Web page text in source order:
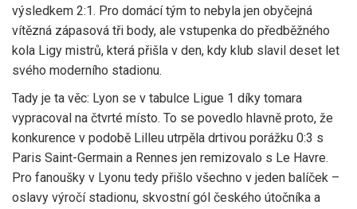
výsledkem 2:1. Pro domácí tým to nebyla jen obyčejná
vítězná zápasová tři body, ale vstupenka do předběžného
kola Ligy mistrů, která přišla v den, kdy klub slavil deset let
svého moderního stadionu.
Tady je ta věc: Lyon se v tabulce Ligue 1 díky tomara
vypracoval na čtvrté místo. To se povedlo hlavně proto, že
konkurence v podobě Lilleu utrpěla drtivou porážku 0:3 s
Paris Saint-Germain a Rennes jen remizovalo s Le Havre.
Pro fanoušky v Lyonu tedy přišlo všechno v jeden balíček –
oslavy výročí stadionu, skvostní gól českého útočníka a